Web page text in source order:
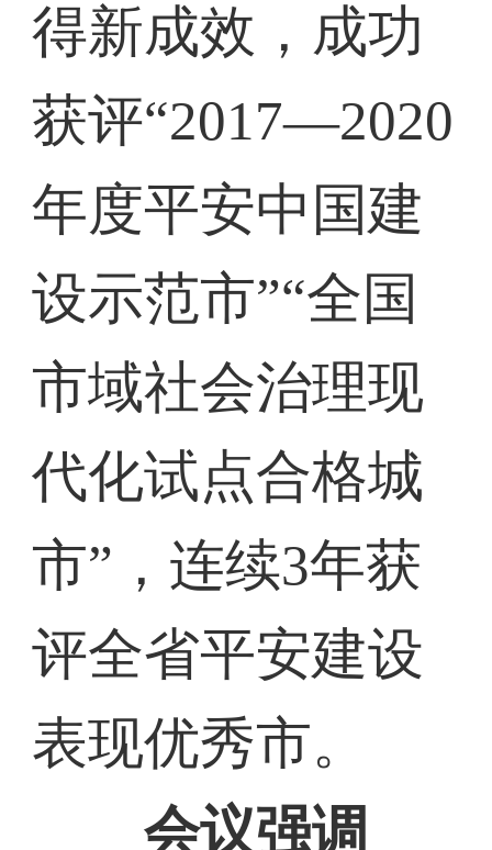
得新成效，成功
获评“2017—2020
年度平安中国建
设示范市”“全国
市域社会治理现
代化试点合格城
市”，连续3年获
评全省平安建设
表现优秀市。
会议强调